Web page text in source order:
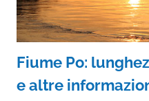
Fiume Po:
e altre